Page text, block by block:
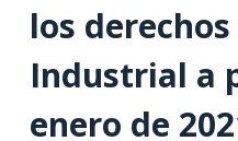
e
los
Industrial a
enero de